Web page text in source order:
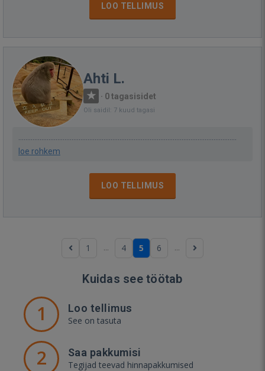
LOO TELLIMUS
Ahti L.
· 0 tagasisidet
Oli saidil: 7 kuud tagasi
loe rohkem
LOO TELLIMUS
1 ... 4 5 6 ...
Kuidas see töötab
1 Loo tellimus
See on tasuta
2 Saa pakkumisi
Tegijad teevad hinnapakkumised